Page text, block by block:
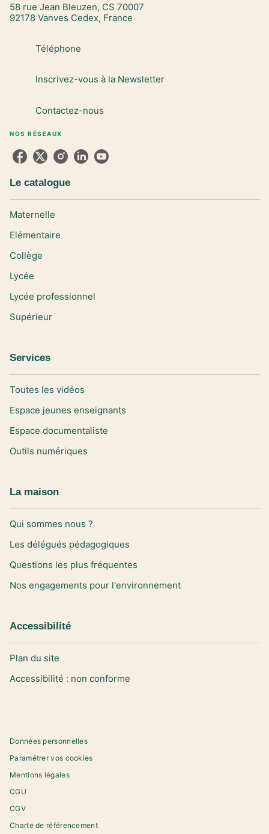
58 rue Jean Bleuzen, CS 70007
92178 Vanves Cedex, France
Téléphone
Inscrivez-vous à la Newsletter
Contactez-nous
NOS RÉSEAUX
Le catalogue
Maternelle
Elémentaire
Collège
Lycée
Lycée professionnel
Supérieur
Services
Toutes les vidéos
Espace jeunes enseignants
Espace documentaliste
Outils numériques
La maison
Qui sommes nous ?
Les délégués pédagogiques
Questions les plus fréquentes
Nos engagements pour l'environnement
Accessibilité
Plan du site
Accessibilité : non conforme
Données personnelles
Paramétrer vos cookies
Mentions légales
CGU
CGV
Charte de référencement